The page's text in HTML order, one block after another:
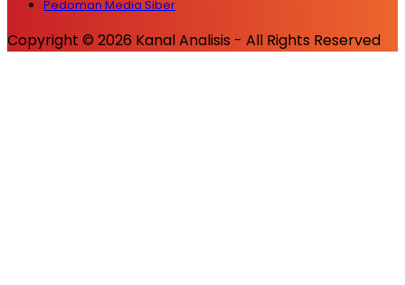
Pedoman Media Siber
Copyright © 2026 Kanal Analisis - All Rights Reserved